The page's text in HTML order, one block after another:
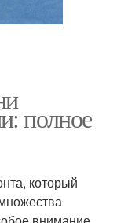
полное
который